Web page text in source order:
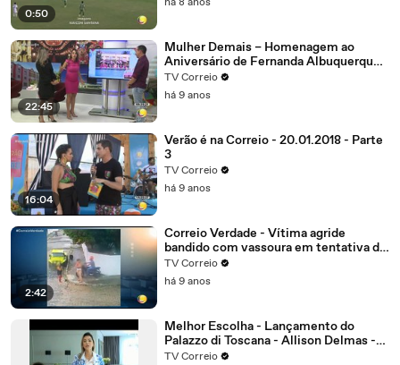
0:50
22:45
Mulher Demais – Homenagem ao
Aniversário de Fernanda Albuquerque.
Parte 4
TV Correio
há 9 anos
16:04
Verão é na Correio - 20.01.2018 - Parte
3
TV Correio
há 9 anos
2:42
Correio Verdade - Vítima agride
bandido com vassoura em tentativa de
assalto no bairro dos Estados
TV Correio
há 9 anos
Melhor Escolha - Lançamento do
Palazzo di Toscana - Allison Delmas -
Sócio diretor
TV Correio